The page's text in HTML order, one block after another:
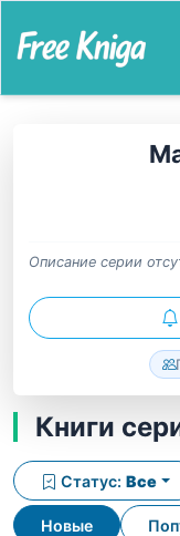
Описание серии
Книги
Новые
Статус: Все